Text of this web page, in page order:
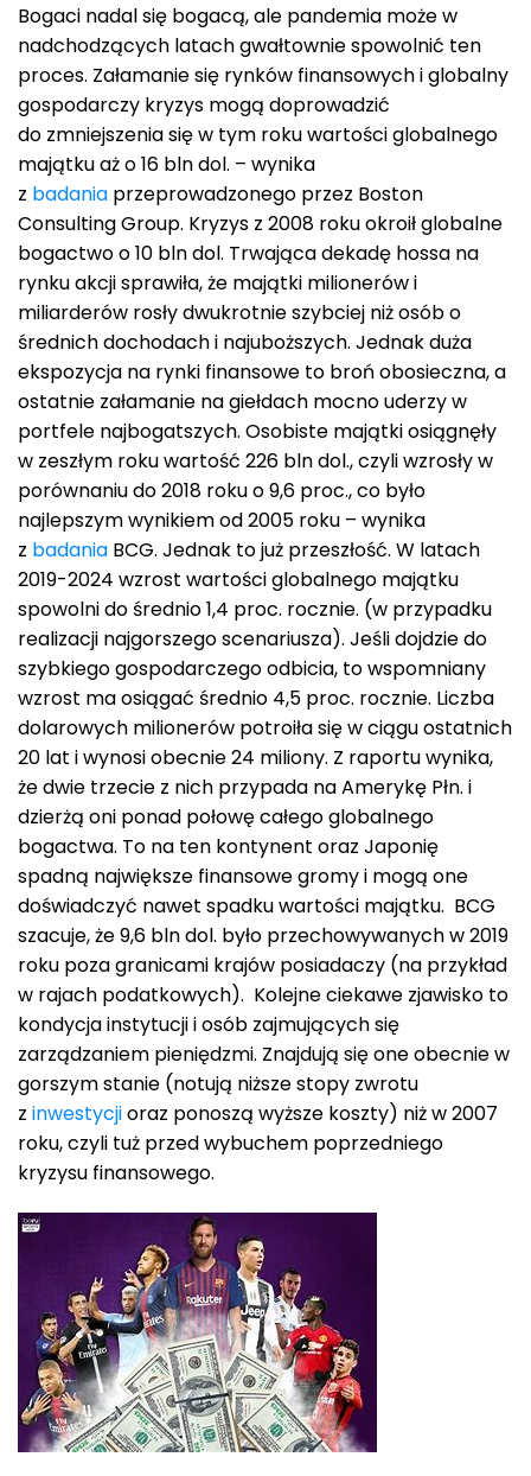
Bogaci nadal się bogacą, ale pandemia może w
nadchodzących latach gwałtownie spowolnić ten
proces. Załamanie się rynków finansowych i globalny
gospodarczy kryzys mogą doprowadzić
do zmniejszenia się w tym roku wartości globalnego
majątku aż o 16 bln dol. – wynika
z badania przeprowadzonego przez Boston
Consulting Group. Kryzys z 2008 roku okroił globalne
bogactwo o 10 bln dol. Trwająca dekadę hossa na
rynku akcji sprawiła, że majątki milionerów i
miliarderów rosły dwukrotnie szybciej niż osób o
średnich dochodach i najuboższych. Jednak duża
ekspozycja na rynki finansowe to broń obosieczna, a
ostatnie załamanie na giełdach mocno uderzy w
portfele najbogatszych. Osobiste majątki osiągnęły
w zeszłym roku wartość 226 bln dol., czyli wzrosły w
porównaniu do 2018 roku o 9,6 proc., co było
najlepszym wynikiem od 2005 roku – wynika
z badania BCG. Jednak to już przeszłość. W latach
2019-2024 wzrost wartości globalnego majątku
spowolni do średnio 1,4 proc. rocznie. (w przypadku
realizacji najgorszego scenariusza). Jeśli dojdzie do
szybkiego gospodarczego odbicia, to wspomniany
wzrost ma osiągać średnio 4,5 proc. rocznie. Liczba
dolarowych milionerów potroiła się w ciągu ostatnich
20 lat i wynosi obecnie 24 miliony. Z raportu wynika,
że dwie trzecie z nich przypada na Amerykę Płn. i
dzierżą oni ponad połowę całego globalnego
bogactwa. To na ten kontynent oraz Japonię
spadną największe finansowe gromy i mogą one
doświadczyć nawet spadku wartości majątku. BCG
szacuje, że 9,6 bln dol. było przechowywanych w 2019
roku poza granicami krajów posiadaczy (na przykład
w rajach podatkowych). Kolejne ciekawe zjawisko to
kondycja instytucji i osób zajmujących się
zarządzaniem pieniędzmi. Znajdują się one obecnie w
gorszym stanie (notują niższe stopy zwrotu
z inwestycjioraz ponoszą wyższe koszty) niż w 2007
roku, czyli tuż przed wybuchem poprzedniego
kryzysu finansowego.